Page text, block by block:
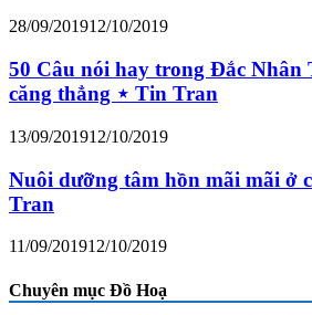
28/09/201912/10/2019
50 Câu nói hay trong Đắc Nhân
căng thẳng ⋆ Tin Tran
13/09/201912/10/2019
Nuôi dưỡng tâm hồn mãi mãi ở
Tran
11/09/201912/10/2019
Chuyên mục Đồ Hoạ